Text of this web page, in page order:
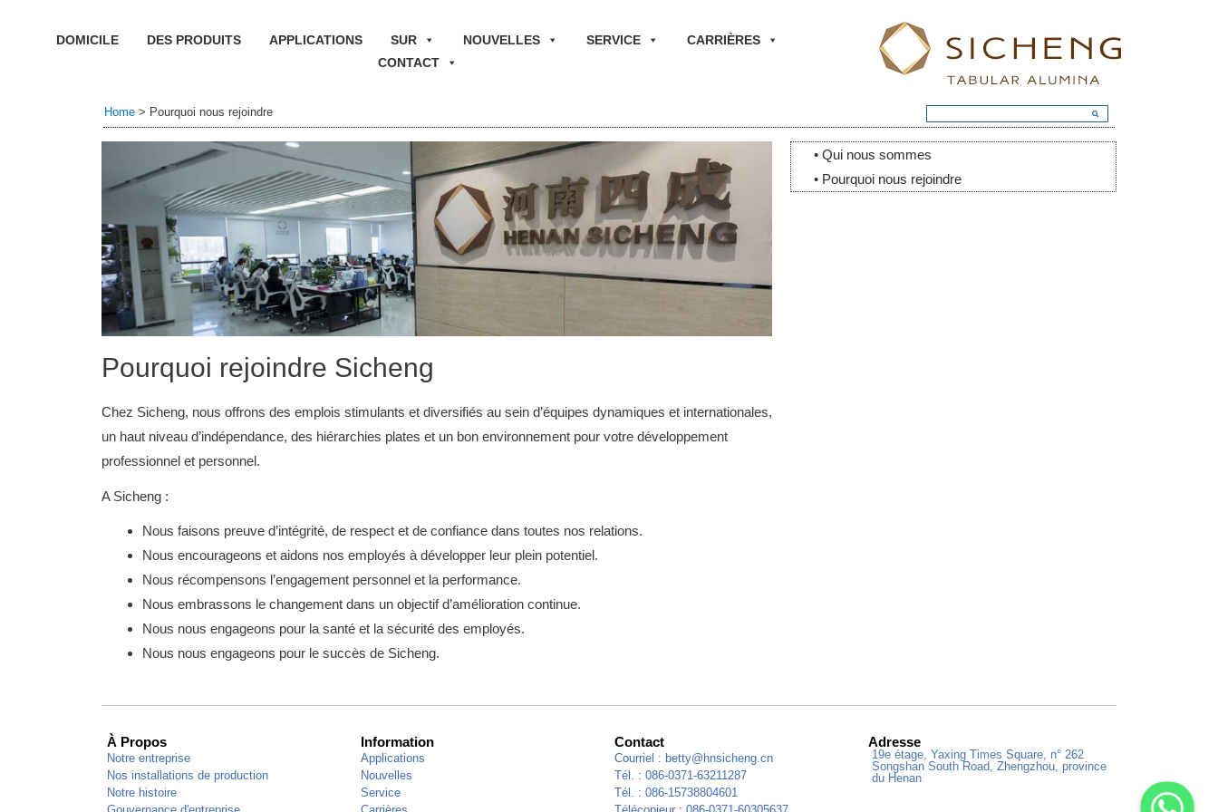
DOMICILE DES PRODUITS APPLICATIONS SUR NOUVELLES SERVICE
CARRIÈRES
CONTACT
Home > Pourquoi nous rejoindre
Pourquoi rejoindre Sicheng
Chez Sicheng, nous offrons des emplois stimulants et diversifiés au sein d’équipes dynamiques et internationales,
un haut niveau d’indépendance, des hiérarchies plates et un bon environnement pour votre développement
professionnel et personnel.
A Sicheng :
Nous faisons preuve d’intégrité, de respect et de confiance dans toutes nos relations.
Nous encourageons et aidons nos employés à développer leur plein potentiel.
Nous récompensons l’engagement personnel et la performance.
Nous embrassons le changement dans un objectif d’amélioration continue.
Nous nous engageons pour la santé et la sécurité des employés.
Nous nous engageons pour le succès de Sicheng.
• Qui nous sommes
• Pourquoi nous rejoindre
À Propos
Notre entreprise
Nos installations de production
Notre histoire
Information
Applications
Nouvelles
Service
Contact
Courriel : betty@hnsicheng.cn
Tél. : 086-0371-63211287
Tél. : 086-15738804601
Adresse
19e étage, Yaxing Times Square, n° 262
Songshan South Road, Zhengzhou, province
du Henan